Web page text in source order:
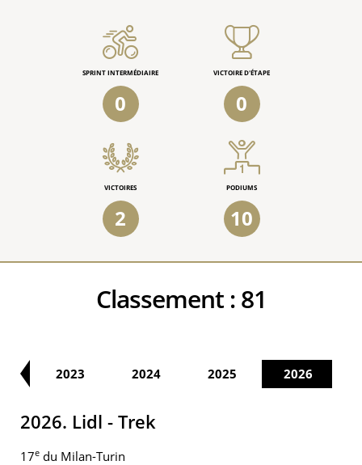
SPRINT INTERMÉDIAIRE
0
VICTOIRE D'ÉTAPE
0
VICTOIRES
2
PODIUMS
10
Classement :81
2023 2024 2025 2026
2026. Lidl - Trek
17e du Milan-Turin